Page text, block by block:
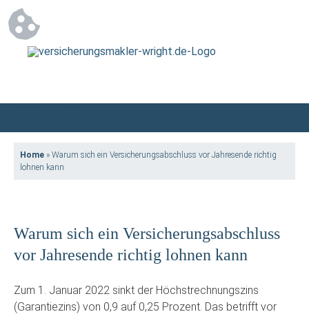
Home » Warum sich ein Versicherungsabschluss vor Jahresende richtig
lohnen kann
Warum sich ein Versicherungsabschluss
vor Jahresende richtig lohnen kann
Zum 1. Januar 2022 sinkt der Höchstrechnungszins
(Garantiezins) von 0,9 auf 0,25 Prozent. Das betrifft vor